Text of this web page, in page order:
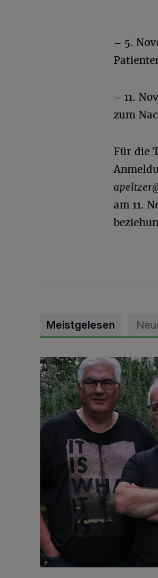
– 5.
– 11.
zum
Für die
am 11.
Meistgelesen
Auch Platz für leisere Töne